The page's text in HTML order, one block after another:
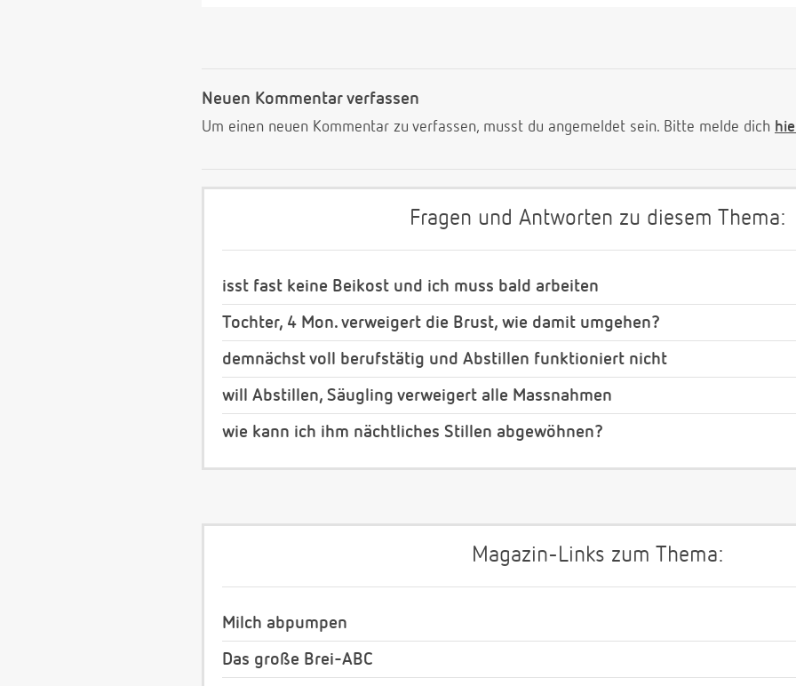
Neuen Kommentar verfassen
Um einen neuen Kommentar zu verfassen, musst du angemeldet sein. Bitte melde dich
Fragen und Antworten zu diesem Thema:
isst fast keine Beikost und ich muss bald arbeiten
Tochter, 4 Mon. verweigert die Brust, wie damit umgehen?
demnächst voll berufstätig und Abstillen funktioniert nicht
will Abstillen, Säugling verweigert alle Massnahmen
wie kann ich ihm nächtliches Stillen abgewöhnen?
Magazin-Links zum Thema:
Milch abpumpen
Das große Brei-ABC